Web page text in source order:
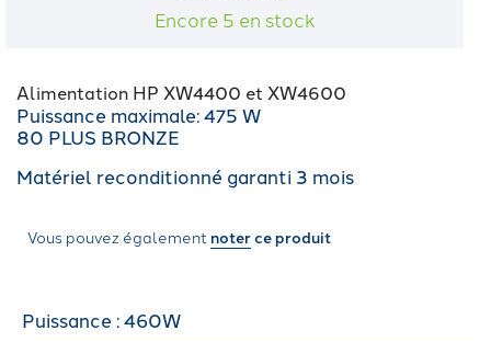
Encore 5 en stock
Alimentation HP XW4400 et XW4600
Puissance maximale: 475 W
80 PLUS BRONZE
Matériel reconditionné garanti 3 mois
Vous pouvez également noterce produit
Puissance : 460W